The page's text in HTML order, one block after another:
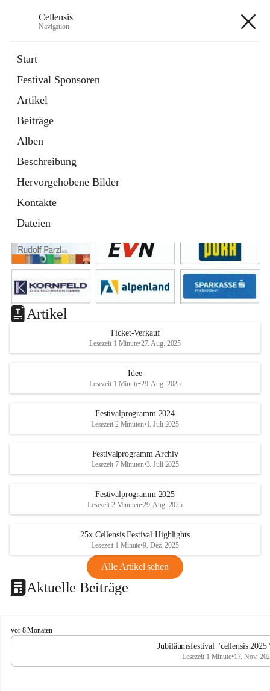
Cellensis
Navigation
Start
Festival Sponsoren
Artikel
Beiträge
Alben
Beschreibung
Hervorgehobene Bilder
Kontakte
Dateien
Festival Sponsoren
Artikel
Ticket-Verkauf
Lesezeit 1 Minute•27. Aug. 2025
Idee
Lesezeit 1 Minute•29. Aug. 2025
Festivalprogramm 2024
Lesezeit 2 Minuten•1. Juli 2025
Festivalprogramm Archiv
Lesezeit 7 Minuten•3. Juli 2025
Festivalprogramm 2025
Lesezeit 2 Minuten•29. Aug. 2025
25x Cellensis Festival Highlights
Lesezeit 1 Minute•9. Dez. 2025
Alle Artikel sehen
Aktuelle Beiträge
C
e
l
vor 8 Monaten
Jubiläumsfestival "cellensis
Lesezeit 1 Minute•17. Nov.